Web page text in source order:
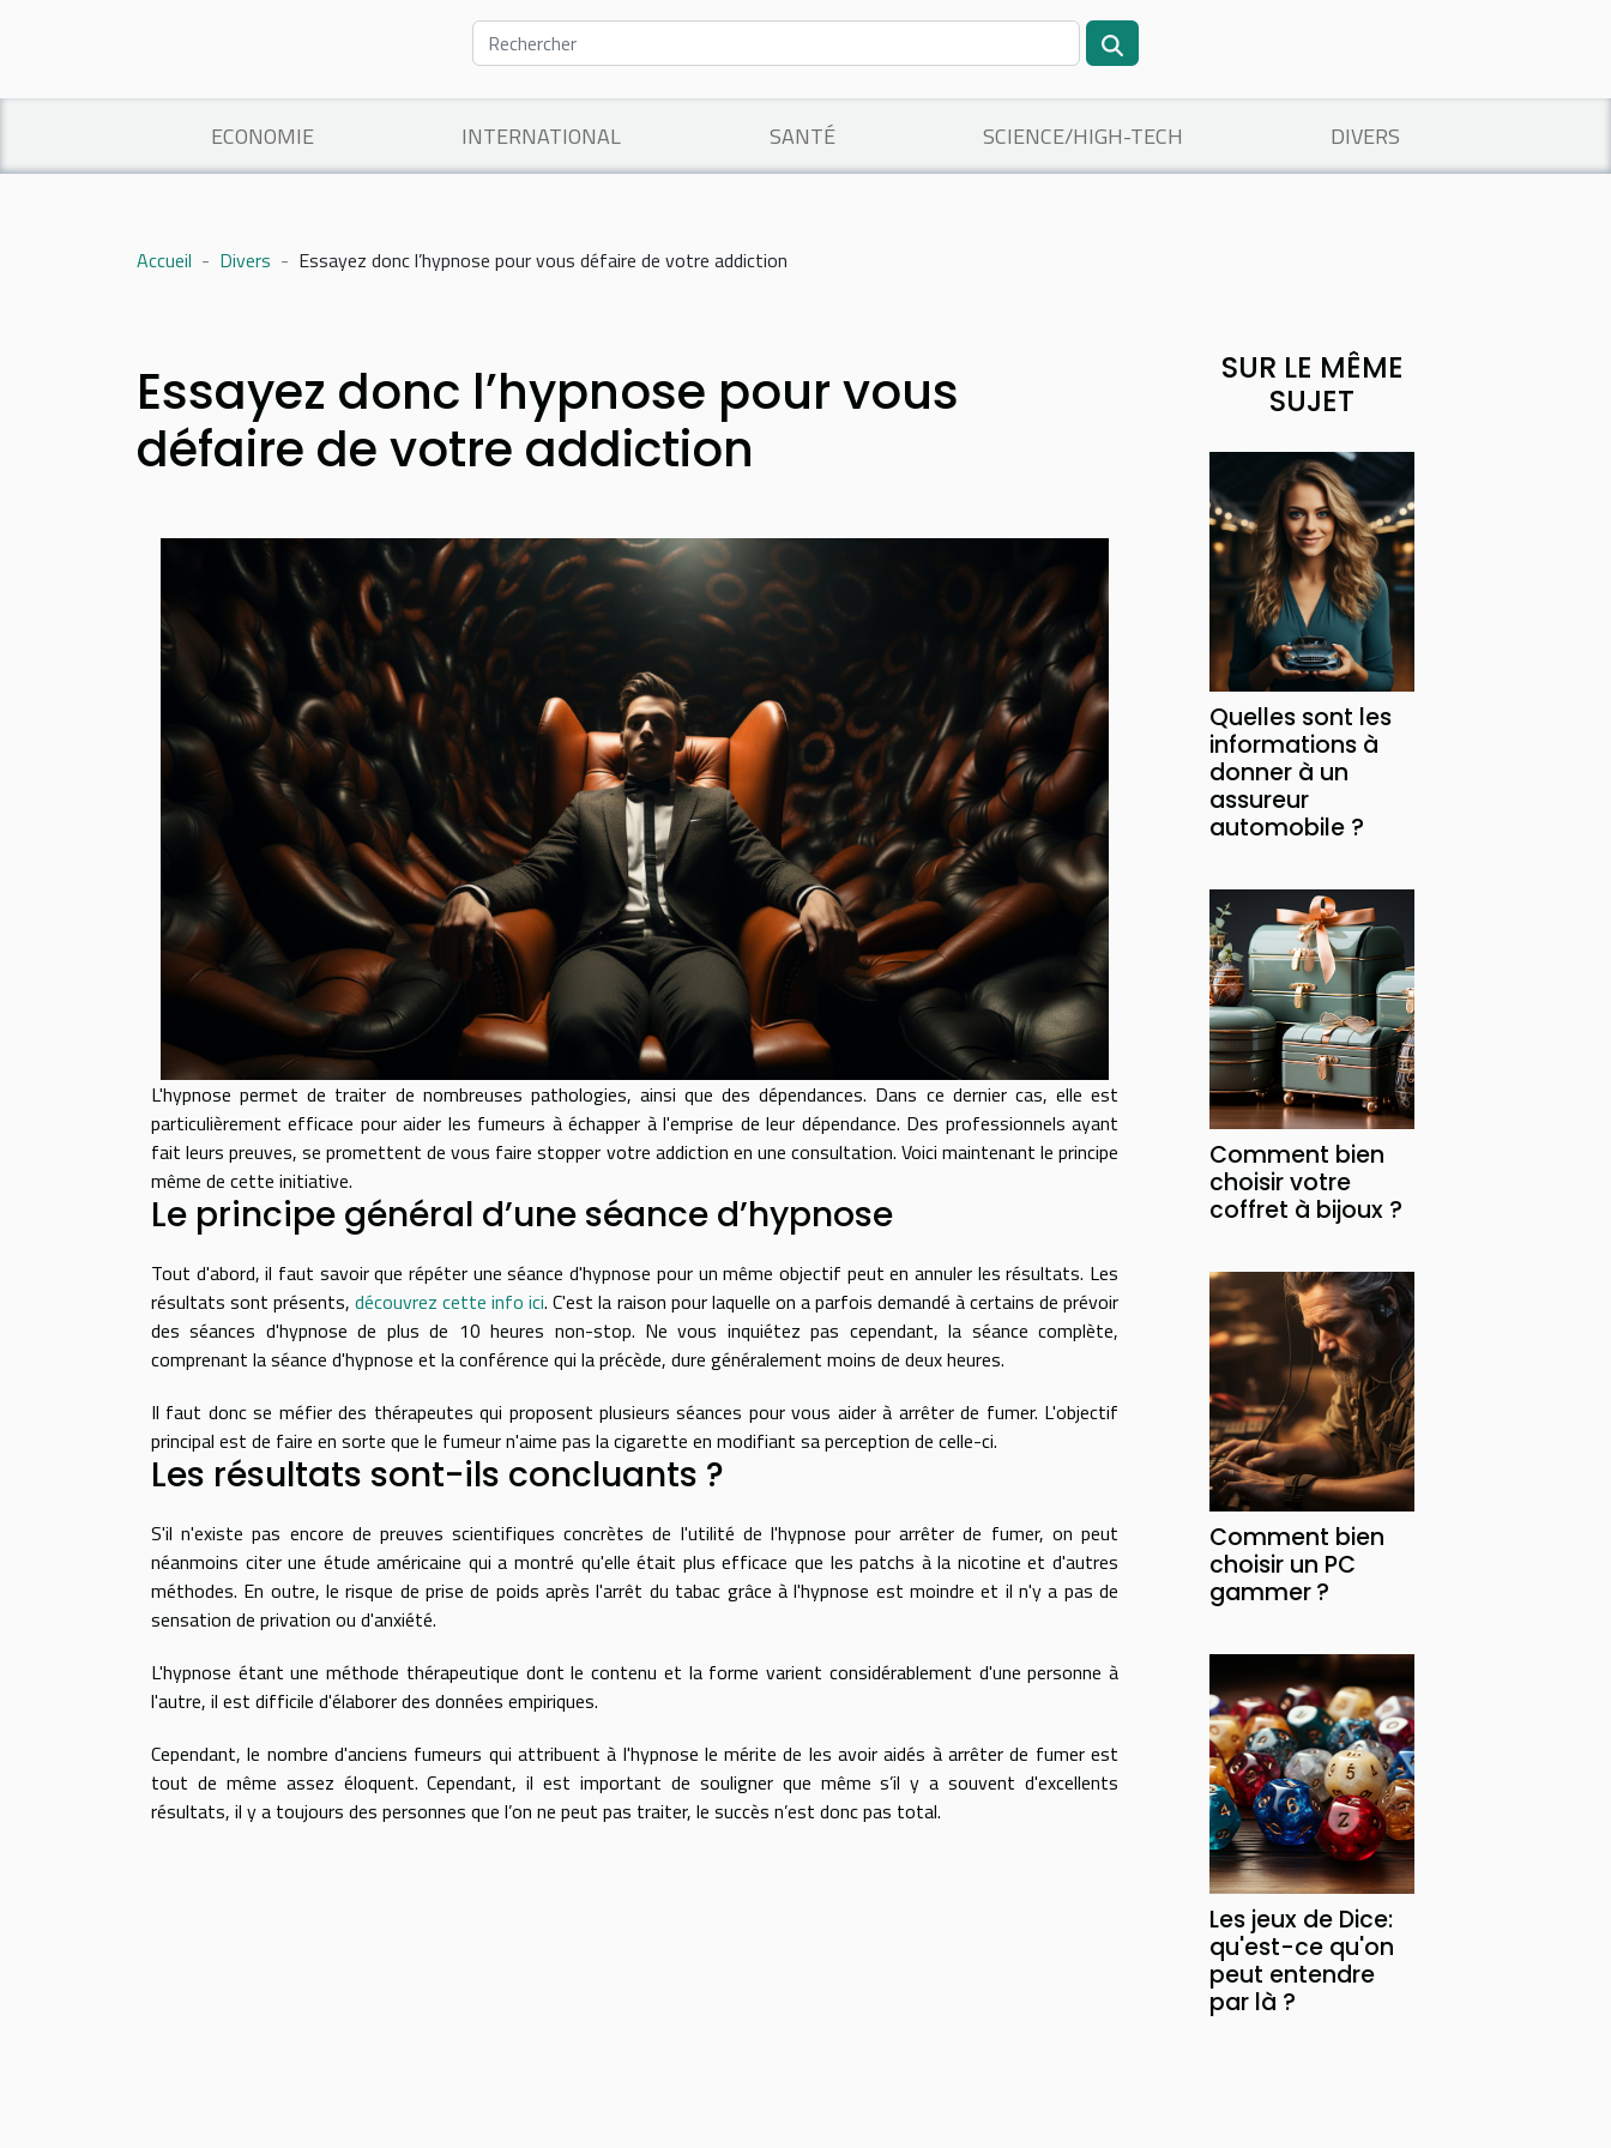
ECONOMIE INTERNATIONAL SANTÉ SCIENCE/HIGH-TECH DIVERS
Accueil Divers Essayez donc l’hypnose pour vous défaire de votre addiction
Essayez donc l’hypnose pour vous
défaire de votre addiction
L'hypnose permet de traiter de nombreuses pathologies, ainsi que des dépendances. Dans ce dernier cas, elle est
particulièrement efficace pour aider les fumeurs à échapper à l'emprise de leur dépendance. Des professionnels ayant
fait leurs preuves, se promettent de vous faire stopper votre addiction en une consultation. Voici maintenant le principe
même de cette initiative.
Le principe général d’une séance d’hypnose
Tout d'abord, il faut savoir que répéter une séance d'hypnose pour un même objectif peut en annuler les résultats. Les
résultats sont présents,découvrez cette info ici. C'est la raison pour laquelle on a parfois demandé à certains de prévoir
des séances d'hypnose de plus de 10 heures non-stop. Ne vous inquiétez pas cependant, la séance complète,
comprenant la séance d'hypnose et la conférence qui la précède, dure généralement moins de deux heures.
Il faut donc se méfier des thérapeutes qui proposent plusieurs séances pour vous aider à arrêter de fumer. L'objectif
principal est de faire en sorte que le fumeur n'aime pas la cigarette en modifiant sa perception de celle-ci.
Les résultats sont-ils concluants ?
S'il n'existe pas encore de preuves scientifiques concrètes de l'utilité de l'hypnose pour arrêter de fumer, on peut
néanmoins citer une étude américaine qui a montré qu'elle était plus efficace que les patchs à la nicotine et d'autres
méthodes. En outre, le risque de prise de poids après l'arrêt du tabac grâce à l'hypnose est moindre et il n'y a pas de
sensation de privation ou d'anxiété.
L'hypnose étant une méthode thérapeutique dont le contenu et la forme varient considérablement d'une personne à
l'autre, il est difficile d'élaborer des données empiriques.
Cependant, le nombre d'anciens fumeurs qui attribuent à l'hypnose le mérite de les avoir aidés à arrêter de fumer est
tout de même assez éloquent. Cependant, il est important de souligner que même s’il y a souvent d'excellents
résultats, il y a toujours des personnes que l’on ne peut pas traiter, le succès n’est donc pas total.
SUR LE MÊME
SUJET
Quelles sont les
informations à
donner à un
assureur
automobile ?
Comment bien
choisir votre
coffret à bijoux ?
Comment bien
choisir un PC
gammer ?
Les jeux de Dice:
qu'est-ce qu'on
peut entendre
par là ?